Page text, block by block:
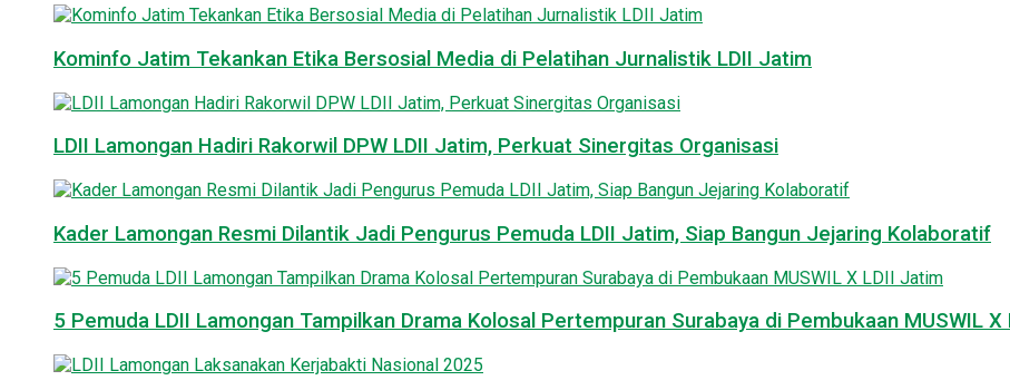
Kominfo Jatim Tekankan Etika Bersosial Media di Pelatihan Jurnalistik LDII Jatim
LDII Lamongan Hadiri Rakorwil DPW LDII Jatim, Perkuat Sinergitas Organisasi
Kader Lamongan Resmi Dilantik Jadi Pengurus Pemuda LDII Jatim, Siap Bangun Jejaring Kolaboratif
5 Pemuda LDII Lamongan Tampilkan Drama Kolosal Pertempuran Surabaya di Pembukaan MUSWIL X